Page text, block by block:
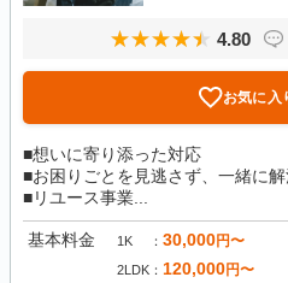
4.80
お気に入
■想いに寄り添った対応
■お困りごとを見逃さず、一緒に
■リユース事業...
基本料金 1K 30,000円〜
2LDK 120,000円〜